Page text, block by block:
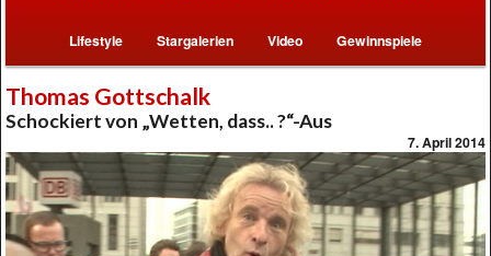
Lifestyle Stargalerien Video Gewinnspiele
Thomas Gottschalk
Schockiert von „Wetten, dass.. ?“-Aus
7. April 2014